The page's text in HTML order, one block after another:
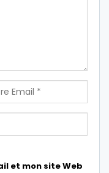
et mon site Web